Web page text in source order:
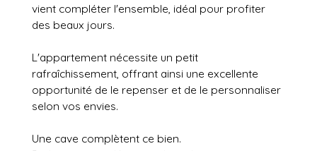
vient compléter l'ensemble, idéal pour profiter
des beaux jours.
L'appartement nécessite un petit
rafraîchissement, offrant ainsi une excellente
opportunité de le repenser et de le personnaliser
selon vos envies.
Une cave complètent ce bien.